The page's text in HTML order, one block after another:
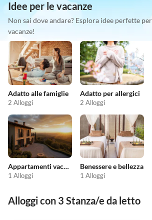
Idee per le vacanze
Non sai dove andare? Esplora idee perfette
vacanze!
Adatto alle famiglie
2 Alloggi
Adatto per allergici
2 Alloggi
Appartamenti vacanze economici
1 Alloggi
Benessere e bellezza
1 Alloggi
Alloggi con 3 Stanza/e da letto